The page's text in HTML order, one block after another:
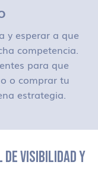
y esperar a que
competencia.
para que
o comprar tu
estrategia.
DE VISIBILIDAD Y